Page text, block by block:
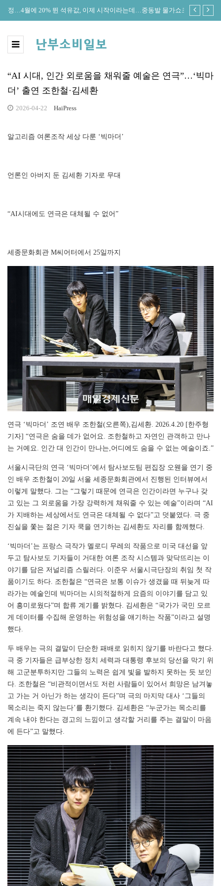
4월에 20% 뛴 석유값, 이제 시작이라는데…중동발 물가쇼크 전
방위 확산
한은 “美연
커졌다”
“AI 시대, 인간 외로움을 채워줄 예술은 연극”…‘빅마
더’ 출연 조한철·김세환
2026-04-22 HaiPress
알고리즘 여론조작 세상 다룬 ‘빅마더’
언론인 아버지 둔 김세환 기자로 무대
“AI시대에도 연극은 대체될 수 없어”
세종문화회관 M씨어터에서 25일까지
연극 ‘빅마더’ 조연 배우 조한철(오른쪽),김세환. 2026.4.20 [한주형
기자] “연극은 숨을 데가 없어요. 조한철하고 자연인 관객하고 만나
는 거예요. 인간 대 인간이 만나는,어디에도 숨을 수 없는 예술이죠.”
서울시극단의 연극 ‘빅마더’에서 탐사보도팀 편집장 오웬을 연기 중
인 배우 조한철이 20일 서울 세종문화회관에서 진행된 인터뷰에서
이렇게 말했다. 그는 “그렇기 때문에 연극은 인간이라면 누구나 갖
고 있는 그 외로움을 가장 강력하게 채워줄 수 있는 예술”이라며 “AI
가 지배하는 세상에서도 연극은 대체될 수 없다”고 덧붙였다. 극 중
진실을 쫓는 젊은 기자 쿡을 연기하는 김세환도 자리를 함께했다.
‘빅마더’는 프랑스 극작가 멜로디 무레의 작품으로 미국 대선을 앞
두고 탐사보도 기자들이 거대한 여론 조작 시스템과 맞닥뜨리는 이
야기를 담은 저널리즘 스릴러다. 이준우 서울시극단장의 취임 첫 작
품이기도 하다. 조한철은 “연극은 보통 이슈가 생겼을 때 뒤늦게 따
라가는 예술인데 빅마더는 시의적절하게 요즘의 이야기를 담고 있
어 흥미로웠다”며 합류 계기를 밝혔다. 김세환은 “국가가 국민 모르
게 데이터를 수집해 운영하는 위험성을 얘기하는 작품”이라고 설명
했다.
두 배우는 극의 결말이 단순한 패배로 읽히지 않기를 바란다고 했다.
극 중 기자들은 급부상한 정치 세력과 대통령 후보의 당선을 막기 위
해 고군분투하지만 그들의 노력은 쉽게 빛을 발하지 못하는 듯 보인
다. 조한철은 “비관적이면서도 저런 사람들이 있어서 희망은 남겨놓
고 가는 거 아닌가 하는 생각이 든다”며 극의 마지막 대사 ‘그들의
목소리는 죽지 않는다’를 환기했다. 김세환은 “누군가는 목소리를
계속 내야 한다는 경고의 느낌이고 생각할 거리를 주는 결말이 마음
에 든다”고 말했다.